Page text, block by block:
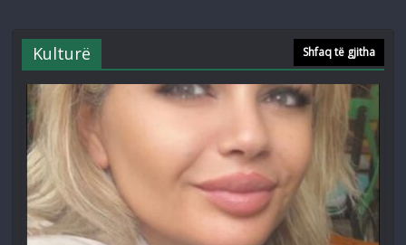
Kulturë Shfaq të gjitha